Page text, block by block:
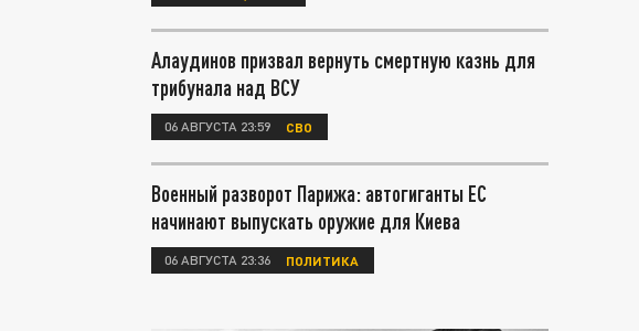
Алаудинов призвал вернуть смертную казнь для
трибунала над ВСУ
06 АВГУСТА 23:59 СВО
Военный разворот Парижа: автогиганты ЕС
начинают выпускать оружие для Киева
06 АВГУСТА 23:36 ПОЛИТИКА